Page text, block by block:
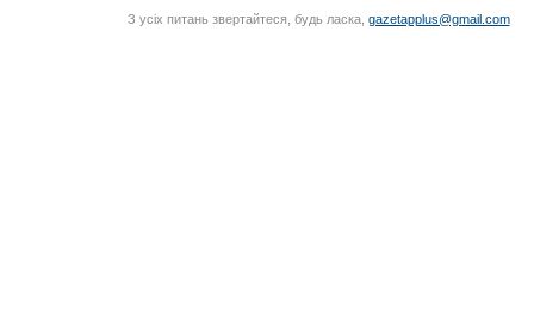
З усіх питань звертайтеся, будь ласка, gazetapplus@gmail.com